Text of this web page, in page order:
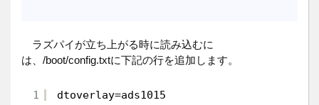
ラズパイが立ち上がる時に読み込むに
は、/boot/config.txtに下記の行を追加します。
1 dtoverlay=ads1015